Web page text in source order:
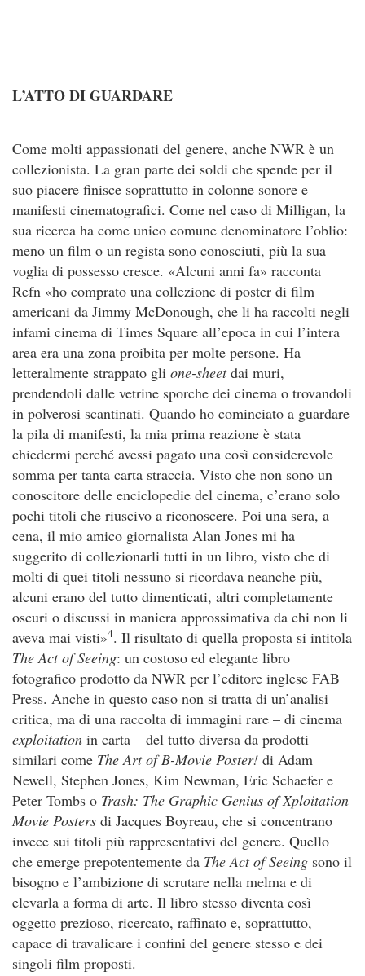
L’ATTO DI GUARDARE
Come molti appassionati del genere, anche NWR è un
collezionista. La gran parte dei soldi che spende per il
suo piacere finisce soprattutto in colonne sonore e
manifesti cinematografici. Come nel caso di Milligan, la
sua ricerca ha come unico comune denominatore l’oblio:
meno un film o un regista sono conosciuti, più la sua
voglia di possesso cresce. «Alcuni anni fa» racconta
Refn «ho comprato una collezione di poster di film
americani da Jimmy McDonough, che li ha raccolti negli
infami cinema di Times Square all’epoca in cui l’intera
area era una zona proibita per molte persone. Ha
letteralmente strappato gli one-sheetdai muri,
prendendoli dalle vetrine sporche dei cinema o trovandoli
in polverosi scantinati. Quando ho cominciato a guardare
la pila di manifesti, la mia prima reazione è stata
chiedermi perché avessi pagato una così considerevole
somma per tanta carta straccia. Visto che non sono un
conoscitore delle enciclopedie del cinema, c’erano solo
pochi titoli che riuscivo a riconoscere. Poi una sera, a
cena, il mio amico giornalista Alan Jones mi ha
suggerito di collezionarli tutti in un libro, visto che di
molti di quei titoli nessuno si ricordava neanche più,
alcuni erano del tutto dimenticati, altri completamente
oscuri o discussi in maniera approssimativa da chi non li
aveva mai visti»4. Il risultato di quella proposta si intitola
The Act of Seeing: un costoso ed elegante libro
fotografico prodotto da NWR per l’editore inglese FAB
Press. Anche in questo caso non si tratta di un’analisi
critica, ma di una raccolta di immagini rare – di cinema
exploitation in carta – del tutto diversa da prodotti
similari come The Art of B-Movie Poster! di Adam
Newell, Stephen Jones, Kim Newman, Eric Schaefer e
Peter Tombs o Trash: The Graphic Genius of Xploitation
Movie Posters di Jacques Boyreau, che si concentrano
invece sui titoli più rappresentativi del genere. Quello
che emerge prepotentemente da The Act of Seeing sono il
bisogno e l’ambizione di scrutare nella melma e di
elevarla a forma di arte. Il libro stesso diventa così
oggetto prezioso, ricercato, raffinato e, soprattutto,
capace di travalicare i confini del genere stesso e dei
singoli film proposti.